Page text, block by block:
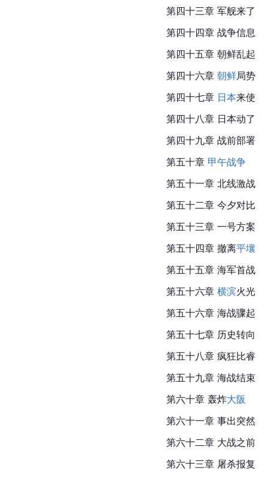
第四十三章 军舰来了
第四十四章 战争信息
第四十五章 朝鲜乱起
第四十六章 朝鲜局势
第四十七章 日本来使
第四十八章 日本动了
第四十九章 战前部署
第五十章 甲午战争
第五十一章 北线激战
第五十二章 今夕对比
第五十三章 一号方案
第五十四章 撤离平壤
第五十五章 海军首战
第五十六章 横滨火光
第五十六章 海战骤起
第五十七章 历史转向
第五十八章 疯狂比睿
第五十九章 海战结束
第六十章 轰炸大阪
第六十一章 事出突然
第六十二章 大战之前
第六十三章 屠杀报复